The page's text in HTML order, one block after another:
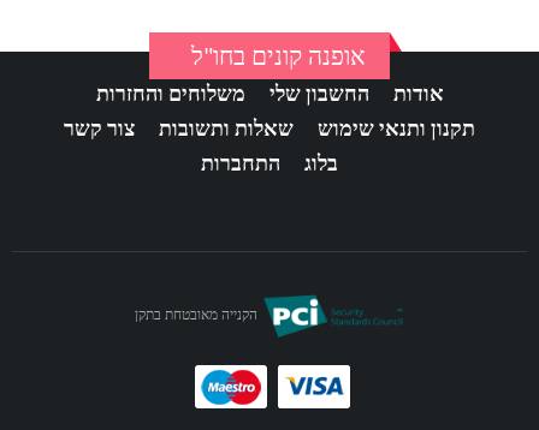
אופנה קונים בחו"ל
אודות החשבון שלי
משלוחים והחזרות
תקנון ותנאי שימוש
שאלות ותשובות
צור קשר
בלוג
התחברות
הקנייה מאובטחת בתקן